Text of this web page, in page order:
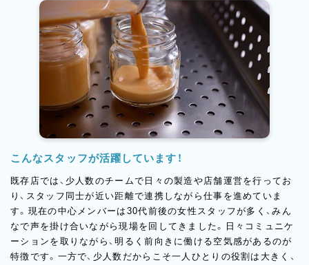
こんなスタッフが活躍しています！
既存店では、少人数のチームで日々の製造や店舗運営を行ってお
り、スタッフ同士が近い距離で連携しながら仕事を進めていま
す。現在の中心メンバーは30代前後の女性スタッフが多く、みん
なで声を掛け合いながら現場を回してきました。日々コミュニケ
ーションを取りながら、明るく前向きに働ける空気感があるのが
特徴です。一方で、少人数だからこそ一人ひとりの役割は大きく、